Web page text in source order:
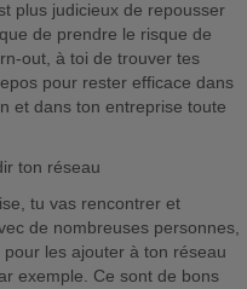
plus judicieux de repousser
de prendre le risque de
out, à toi de trouver tes
pour rester efficace dans
et dans ton entreprise toute
ton réseau
tu vas rencontrer et
de nombreuses personnes,
pour les ajouter à ton réseau
exemple. Ce sont de bons